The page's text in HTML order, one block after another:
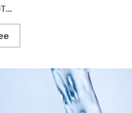
Read
more